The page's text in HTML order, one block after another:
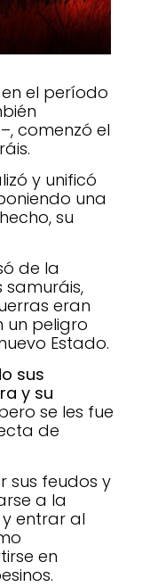
en el período
comenzó el
y unificó
una
su
de la
eran
un peligro
Estado.
sus
y su
se les fue
de
sus feudos y
a la
entrar al
en